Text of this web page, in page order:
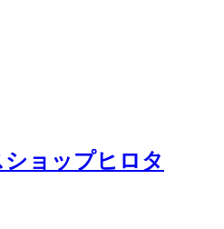
ョップヒロタ